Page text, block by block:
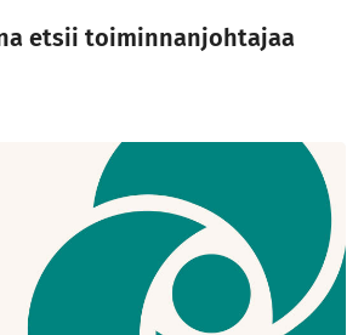
etsii toiminnanjohtajaa